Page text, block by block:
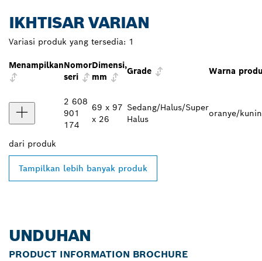
IKHTISAR VARIAN
Variasi produk yang tersedia: 1
MenampilkanNomor
seri
Dimensi,
mm
Grade Warna
2 608
901
174
69 x 97
x 26
Sedang/Halus/Super
Halus
oranye/
dari produk
Tampilkan lebih banyak produk
UNDUHAN
PRODUCT INFORMATION BROCHURE